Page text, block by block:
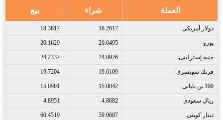
العملة شراء بيع
دولار أمريكى​ 18.2617
18.3617
يورو​ 20.0495
20.1629
جنيه إسترلينى​ 24.0926
24.2337
فرنك سويسرى​ 19.6109
19.7204
100 ين يابانى​ 15.0042
15.0901
ريال سعودى​ 4.8682
4.8951
دينار كويتى​ 59.9687
60.4519